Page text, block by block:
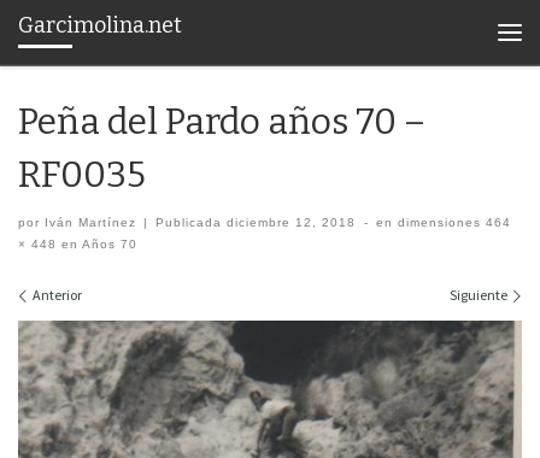
Saltar al contenido
Garcimolina.net
Peña del Pardo años 70 –
RF0035
por Iván Martínez | Publicadadiciembre 12, 2018 - en dimensiones 464
× 448 en Años 70
Navegación de imágenes
Anterior Siguiente